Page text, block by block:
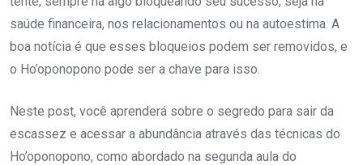
saúde financeira, nos relacionamentos ou na autoestima. A
boa notícia é que esses bloqueios podem ser removidos, e
o Ho’oponopono pode ser a chave para isso.
Neste post, você aprenderá sobre o segredo para sair da
escassez e acessar a abundância através das técnicas do
Ho’oponopono, como abordado na segunda aula do